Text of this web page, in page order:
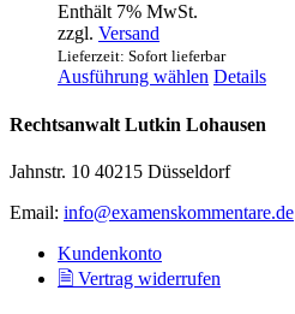
Enthält 7% MwSt.
zzgl. Versand
Lieferzeit: Sofort lieferbar
Ausführung wählen Dieses
weist
Varianten
auf.
Die
Optionen
der
Details
Rechtsanwalt Lutkin Lohausen
Jahnstr. 10 40215 Düsseldorf
Email: info@examenskommentare.de
Kundenkonto
🗎 Vertrag widerrufen